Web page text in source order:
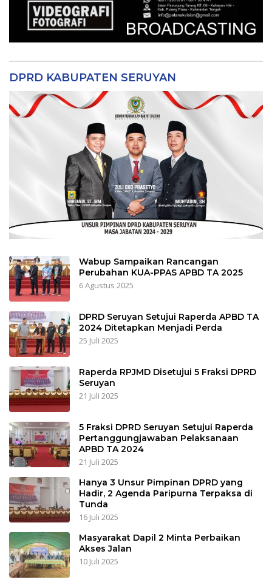
DPRD KABUPATEN SERUYAN
Wabup Sampaikan Rancangan
Perubahan KUA-PPAS APBD TA 2025
6 Agustus 2025
DPRD Seruyan Setujui Raperda APBD TA
2024 Ditetapkan Menjadi Perda
25 Juli 2025
Raperda RPJMD Disetujui 5 Fraksi DPRD
Seruyan
21 Juli 2025
5 Fraksi DPRD Seruyan Setujui Raperda
Pertanggungjawaban Pelaksanaan
APBD TA 2024
21 Juli 2025
Hanya 3 Unsur Pimpinan DPRD yang
Hadir, 2 Agenda Paripurna Terpaksa di
Tunda
16 Juli 2025
Masyarakat Dapil 2 Minta Perbaikan
Akses Jalan
10 Juli 2025